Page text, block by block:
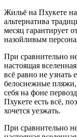
Жильё на Пхукете
альтернатива
месяц гарантирует
назойливым
При сравнительно
настоящая
всё равно не узнать
белоснежные
себя на фоне
Пхукете есть всё,
хочется уезжать.
При сравнительно